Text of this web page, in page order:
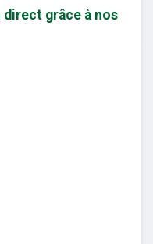
grâce à nos